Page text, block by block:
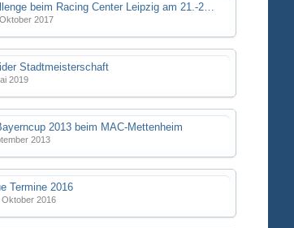
LRP-HPI-Challenge beim Racing Center Leipzig am 21.-22.10.17
2017
Stadtmeisterschaft
2019
2013 beim MAC-Mettenheim
2013
Termine 2016
Oktober 2016